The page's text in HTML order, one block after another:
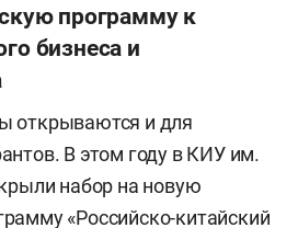
программу к
бизнеса и
открываются и для
В этом году в КИУ им.
набор на новую
«Российско-китайский